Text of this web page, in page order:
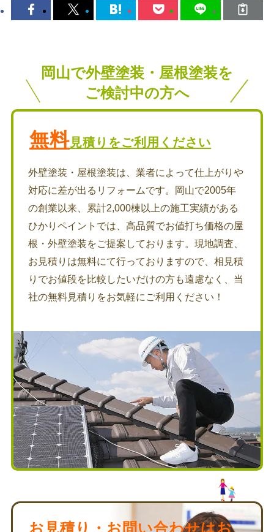
岡山で外壁塗装・屋根塗装を
ご検討中の方へ
無料見積りをご利用ください
外壁塗装・屋根塗装は、業者によって仕上がりや
対応に差が出るリフォームです。岡山で2005年
の創業以来、累計2,000棟以上の施工実績がある
ひかりペイントでは、高品質でお値打ち価格の屋
根・外壁塗装をご提案しております。現地調査、
お見積りは無料にて行っておりますので、相見積
りでお値段を比較したいだけの方も遠慮なく、当
社の無料見積りをお気軽にご利用ください！
お見積り・お問い合わせはお